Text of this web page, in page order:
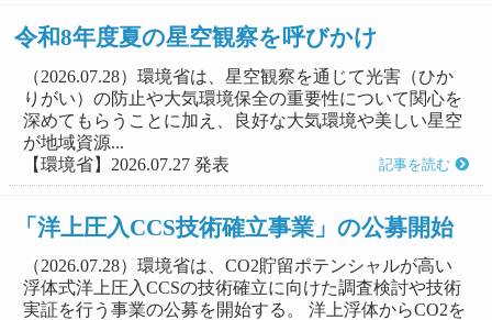
令和8年度夏の星空観察を呼びかけ
（2026.07.28）環境省は、星空観察を通じて光害（ひか
りがい）の防止や大気環境保全の重要性について関心を
深めてもらうことに加え、良好な大気環境や美しい星空
が地域資源...
【環境省】2026.07.27 発表
記事を読む
「洋上圧入CCS技術確立事業」の公募開始
（2026.07.28）環境省は、CO2貯留ポテンシャルが高い
浮体式洋上圧入CCSの技術確立に向けた調査検討や技術
実証を行う事業の公募を開始する。 洋上浮体からCO2を